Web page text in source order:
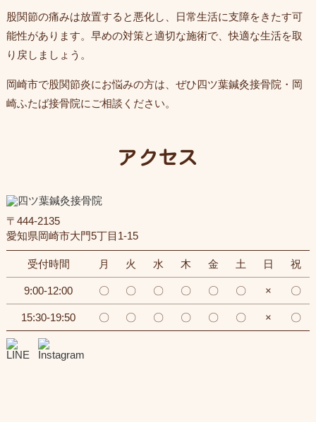
股関節の痛みは放置すると悪化し、日常生活に支障をきたす可
能性があります。早めの対策と適切な施術で、快適な生活を取
り戻しましょう。
岡崎市で股関節炎にお悩みの方は、ぜひ四ツ葉鍼灸接骨院・岡
崎ふたば接骨院にご相談ください。
アクセス
〒444-2135
愛知県岡崎市大門5丁目1-15
受付時間 月 火 水 木 金 土 日 祝
9:00-12:00 〇 〇 〇 〇 〇 〇 × 〇
15:30-19:50 〇 〇 〇 〇 〇 〇 × 〇